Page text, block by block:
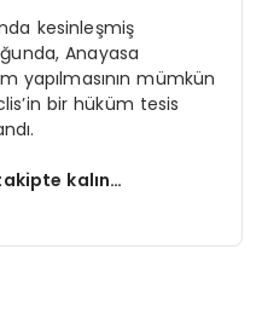
kesinleşmiş
Anayasa
yapılmasının mümkün
bir hüküm tesis
kalın…